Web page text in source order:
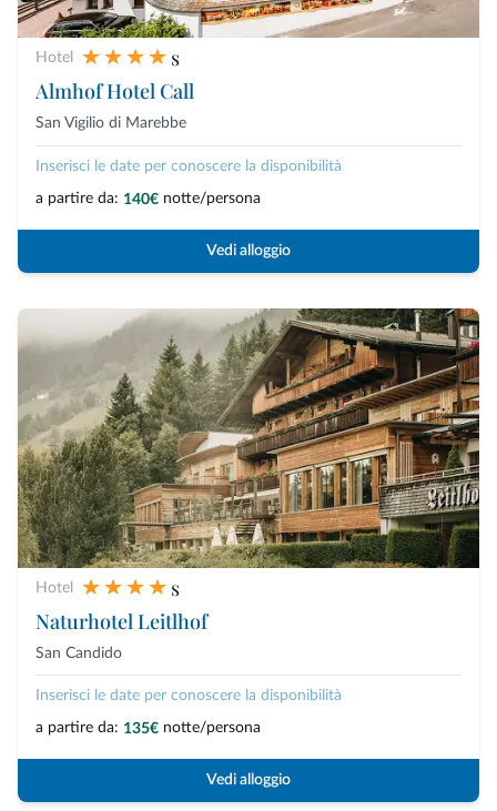
Hotel
s
Almhof Hotel Call
San Vigilio di Marebbe
Inserisci le date per conoscere la disponibilità
a partire da: 140€ notte/persona
Vedi alloggio
Hotel
s
Naturhotel Leitlhof
San Candido
Inserisci le date per conoscere la disponibilità
a partire da: 135€ notte/persona
Vedi alloggio